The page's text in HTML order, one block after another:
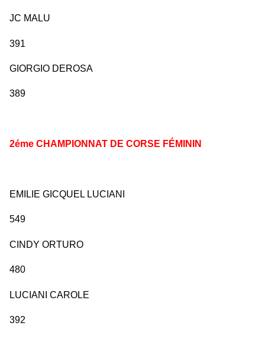
JC MALU
391
GIORGIO DEROSA
389
2éme CHAMPIONNAT DE CORSE FÉMININ
EMILIE GICQUEL LUCIANI
549
CINDY ORTURO
480
LUCIANI CAROLE
392